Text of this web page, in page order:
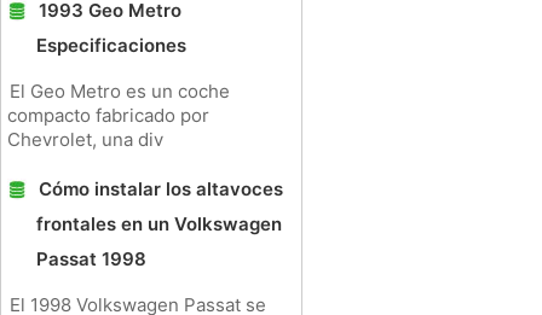
1993 Geo Metro
Especificaciones
El Geo Metro es un coche
compacto fabricado por
Chevrolet, una div
Cómo instalar los altavoces
frontales en un Volkswagen
Passat 1998
El 1998 Volkswagen Passat se